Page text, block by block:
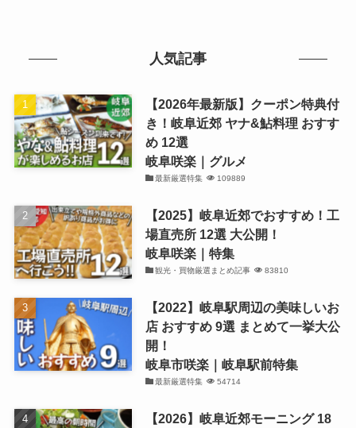
人気記事
【2026年最新版】クーポン特典付
き！岐阜近郊 ヤナ&鮎料理 おすす
め 12選
岐阜咲楽｜グルメ
最新厳選特集 109889
【2025】岐阜近郊でおすすめ！工
場直売所 12選 大公開！
岐阜咲楽｜特集
観光・買物厳選まとめ記事 83810
【2022】岐阜駅周辺の美味しいお
店 おすすめ 9選 まとめて一挙大公
開！
岐阜市咲楽｜岐阜駅前特集
最新厳選特集 54714
【2026】岐阜近郊モーニング 18